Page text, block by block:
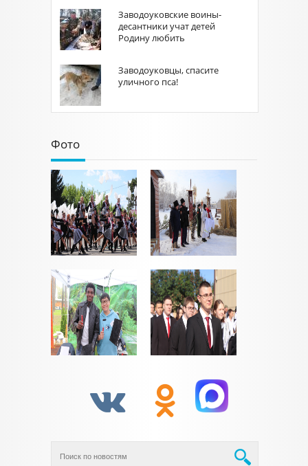
Заводоуковские воины-
десантники учат детей
Родину любить
Заводоуковцы, спасите
уличного пса!
Фото